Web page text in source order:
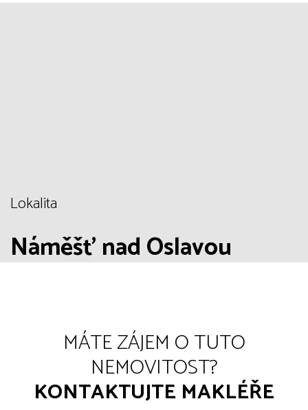
Lokalita
Náměšť nad Oslavou
MÁTE ZÁJEM O TUTO
NEMOVITOST?
KONTAKTUJTE MAKLÉŘE